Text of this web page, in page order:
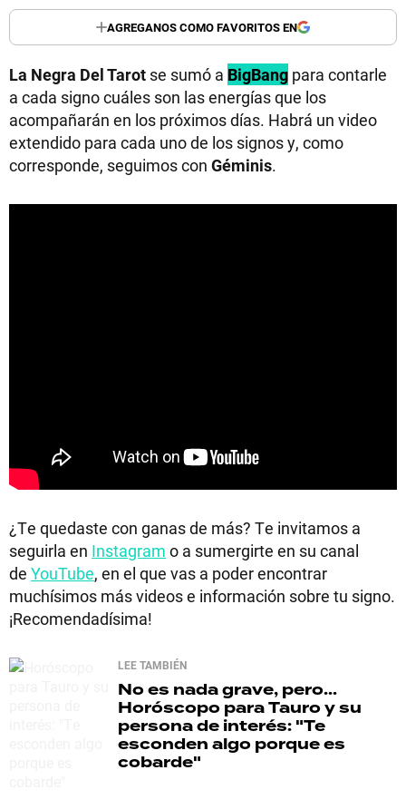
AGREGANOS COMO FAVORITOS EN
La Negra Del Tarot se sumó a BigBang para contarle
a cada signo cuáles son las energías que los
acompañarán en los próximos días. Habrá un video
extendido para cada uno de los signos y, como
corresponde, seguimos con Géminis.
¿Te quedaste con ganas de más? Te invitamos a
seguirla en Instagram o a sumergirte en su canal
de YouTube, en el que vas a poder encontrar
muchísimos más videos e información sobre tu signo.
¡Recomendadísima!
LEE TAMBIÉN
No es nada grave, pero...
Horóscopo para Tauro y su
persona de interés: "Te
esconden algo porque es
cobarde"